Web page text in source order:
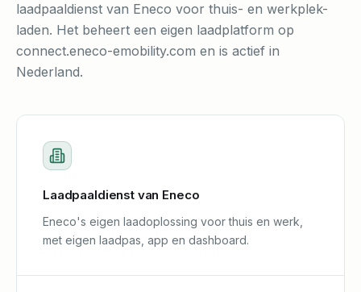
laadpaaldienst van Eneco voor thuis- en werkplek-
laden. Het beheert een eigen laadplatform op
connect.eneco-emobility.com en is actief in
Nederland.
Laadpaaldienst van Eneco
Eneco's eigen laadoplossing voor thuis en werk,
met eigen laadpas, app en dashboard.